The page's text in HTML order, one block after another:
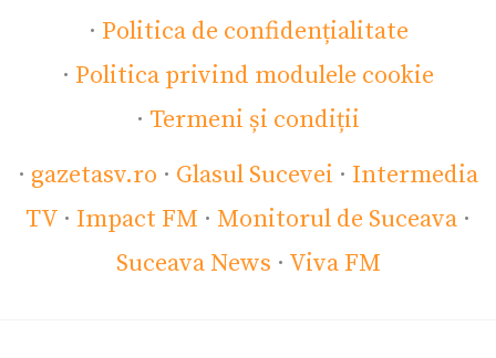
· Politica de confidențialitate
· Politica privind modulele cookie
· Termeni și condiții
· gazetasv.ro · Glasul Sucevei · Intermedia
TV · Impact FM · Monitorul de Suceava ·
Suceava News · Viva FM